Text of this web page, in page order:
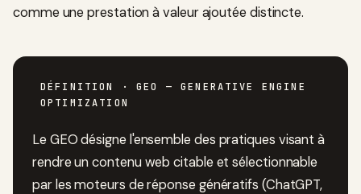
comme une prestation à valeur ajoutée distincte.
DÉFINITION
· GEO — GENERATIVE ENGINE
OPTIMIZATION
Le GEO désigne l'ensemble des pratiques visant à
rendre un contenu web citable et sélectionnable
par les moteurs de réponse génératifs (ChatGPT,